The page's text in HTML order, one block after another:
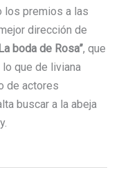
los premios a las
dirección de
boda de Rosa”, que
que de liviana
de actores
buscar a la abeja